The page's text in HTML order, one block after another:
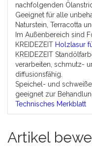
nachfolgenden
Geeignet für alle
Naturstein, Terracotta
Im Außenbereich sind
KREIDEZEIT Holzlasur
KREIDEZEIT
verarbeiten, schmutz-
diffusionsfähig.
Speichel- und
geeignet zur
Technisches Merkblatt
Artikel